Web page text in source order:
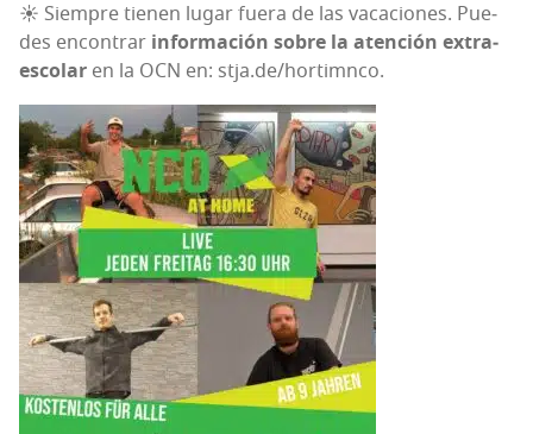
☀ Siem­pre tie­nen lugar fue­ra de las vaca­cio­nes. Pue­
des encon­trar infor­ma­ción sobre la aten­ción extra­
es­co­lar en la OCN en: stja.de/hortimnco.